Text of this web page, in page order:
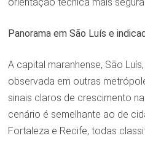
orientação técnica mais segura.
Panorama em São Luís e
A capital maranhense, São
observada em outras
sinais claros de crescimento
cenário é semelhante ao de
Fortaleza e Recife, todas